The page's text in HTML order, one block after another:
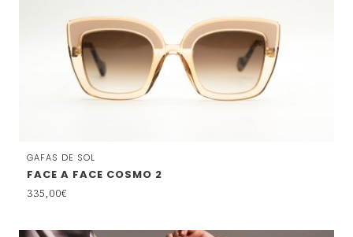
GAFAS DE SOL
FACE A FACE COSMO 2
335,00€